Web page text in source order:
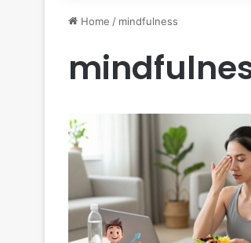
Home / mindfulness